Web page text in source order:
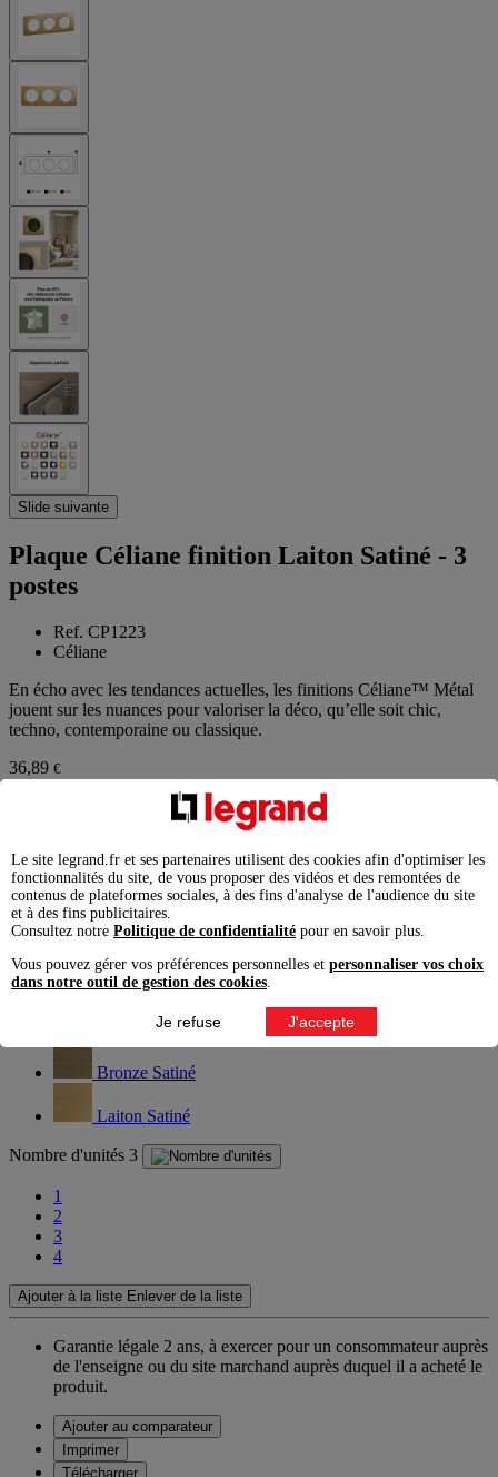
Slide suivante
Plaque Céliane finition Laiton Satiné - 3
postes
Ref. CP1223
Céliane
En écho avec les tendances actuelles, les finitions Céliane™ Métal
jouent sur les nuances pour valoriser la déco, qu’elle soit chic,
techno, contemporaine ou classique.
36,89 €
éco-contribution incluse
Finition Laiton Satiné
Acier Satiné
Alu Satiné
Bronze Satiné
Laiton Satiné
Nombre d'unités 3
1
2
3
4
Ajouter à la liste Enlever de la liste
Garantie légale 2 ans, à exercer pour un consommateur auprès
de l'enseigne ou du site marchand auprès duquel il a acheté le
produit.
Ajouter au comparateur
Imprimer
Télécharger
Le site legrand.fr et ses partenaires utilisent des cookies afin d'optimiser les
fonctionnalités du site, de vous proposer des vidéos et des remontées de
contenus de plateformes sociales, à des fins d'analyse de l'audience du site
et à des fins publicitaires.
Consultez notre Politique de confidentialité pour en savoir plus.
Vous pouvez gérer vos préférences personnelles et personnaliser vos choix
dans notre outil de gestion des cookies.
Je refuse J'accepte